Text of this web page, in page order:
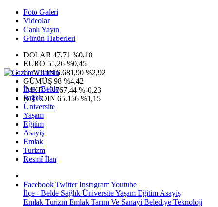
Foto Galeri
Videolar
Canlı Yayın
Günün Haberleri
DOLAR 47,71 %0,18
EURO 55,26 %0,45
G.ALTIN6.681,90 %2,92
GÜMÜŞ 98 %4,42
IMKB13.767,44 %-0,23
BITCOIN 65.156 %1,15
İlçe - Belde
Sağlık
Üniversite
Yaşam
Eğitim
Asayiş
Emlak
Turizm
Resmî İlan
Facebook Twitter InstagramYoutube
İlçe - Belde Sağlık ÜniversiteYaşam Eğitim Asayiş
Emlak Turizm Emlak Tarım Ve Sanayi Belediye Teknoloji